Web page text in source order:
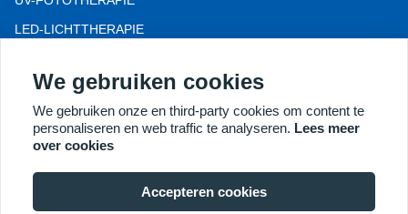
LED-LICHTTHERAPIE
COLPOSCOOP
MEER PRODUCTEN
Copyright® 2018 Kernel Medical Equipment Co.,LTD.
may@kernelmed.com
We gebruiken cookies
We gebruiken onze en third-party cookies om content te
personaliseren en web traffic te analyseren. Lees meer
over cookies
Accepteren cookies